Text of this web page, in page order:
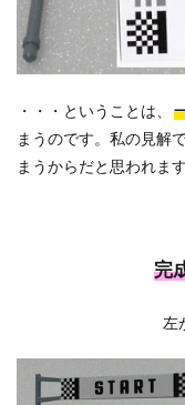
・・・ということは、
まうのです。私の見解
まうからだと思われます
完
左